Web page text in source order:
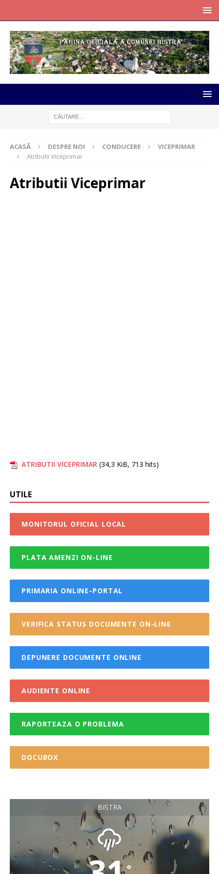
ACASĂ DESPRE NOI CONDUCERE
VICEPRIMAR
Atributii Viceprimar
Atributii Viceprimar
ATRIBUTII VICEPRIMAR (34,3 KiB, 713 hits)
UTILE
MONITORUL OFICIAL LOCAL
PLATA AMENZI ON-LINE
PRIMARIA ONLINE-PORTAL
VERIFICA STATUS DOCUMENTE ON-LINE
DEPUNERE DOCUMENTE ONLINE
AUDIENTE ONLINE
RAPORTEAZA O PROBLEMA
DOCUBOX
BISTRA
°